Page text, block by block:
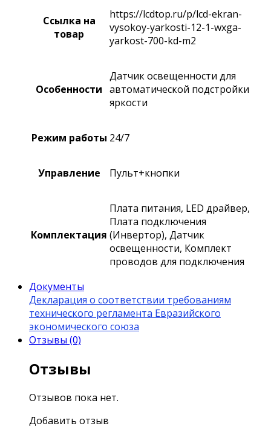
Ссылка на
товар
https://lcdtop.ru/p/lcd-ekran-
vysokoy-yarkosti-12-1-wxga-
yarkost-700-kd-m2
Особенности
Датчик освещенности для
автоматической подстройки
яркости
Режим работы 24/7
Управление Пульт+кнопки
Комплектация
Плата питания, LED драйвер,
Плата подключения
(Инвертор), Датчик
освещенности, Комплект
проводов для подключения
Документы
Декларация о соответствии требованиям
технического регламента Евразийского
экономического союза
Отзывы (0)
Отзывы
Отзывов пока нет.
Добавить отзыв